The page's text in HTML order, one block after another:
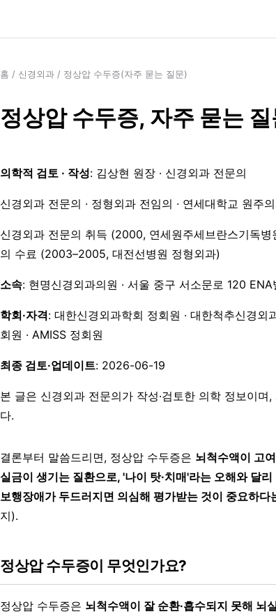
홈 / 신경외과 / 정상압 수두증(자주 묻는 질문)
정상압 수두증, 자주 묻는
의학적 검토 · 작성: 김상현 원장 · 신경외과 전문의
신경외과 전문의 · 정형외과 전임의 · 연세대학교 원주
신경외과 전문의 취득 (2000, 연세원주세브란스기독병
의 수료 (2003–2005, 대전선병원 정형외과)
소속: 현명신경외과의원 · 서울 중구 서소문로 120
학회·자격: 대한신경외과학회 정회원 · 대한척추신경외
회원 · AMISS 정회원
최종 검토·업데이트: 2026-06-19
본 글은 신경외과 전문의가 작성·검토한 의학 정보이며
다.
결론부터 말씀드리면, 정상압 수두증은 뇌척수액이 고
실금이 생기는 질환으로, '나이 탓·치매'라는 오해와 달
보행장애가 두드러지면 의심해 평가받는 것이 중요하다
지).
정상압 수두증이 무엇인가요?
정상압 수두증은 뇌척수액이 잘 순환·흡수되지 못해 뇌